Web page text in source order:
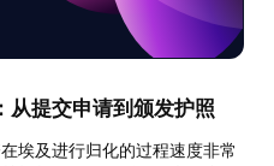
从提交申请到颁发护照
埃及进行归化的过程速度非常